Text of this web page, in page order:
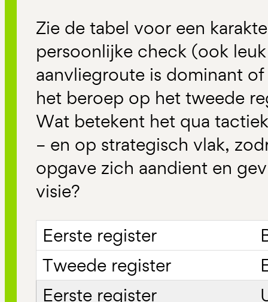
Zie de tabel voor een
persoonlijke check (ook
aanvliegroute is dominant
het beroep op het tweede
Wat betekent het qua
– en op strategisch vlak,
opgave zich aandient en
visie?